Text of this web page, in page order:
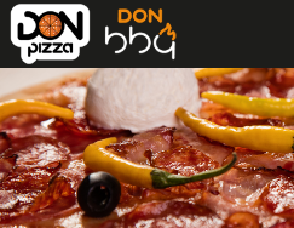
ONLINE
3D
DON